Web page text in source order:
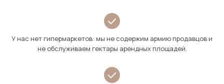
У нас нет гипермаркетов: мы не содержим армию продавцов и
не обслуживаем гектары арендных площадей.